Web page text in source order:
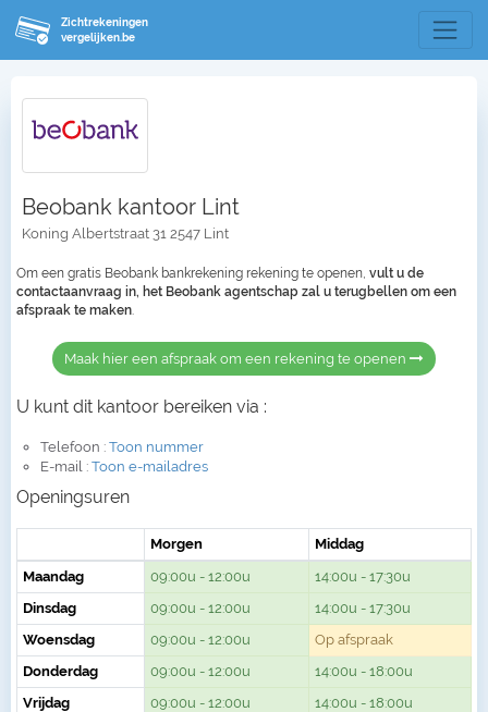
Zichtrekeningen
vergelijken.be
Beobank kantoor Lint
Koning Albertstraat 31 2547 Lint
Om een gratis Beobank bankrekening rekening te openen, vult u de
contactaanvraag in, het Beobank agentschap zal u terugbellen om een
afspraak te maken
Maak hier een afspraak om een rekening te openen
U kunt dit kantoor bereiken via :
Telefoon : Toon nummer
E-mail : Toon e-mailadres
Openingsuren
Morgen
Middag
Maandag
09:00u - 12:00u
14:00u - 17:30u
Dinsdag
09:00u - 12:00u
14:00u - 17:30u
Woensdag
09:00u - 12:00u
Op afspraak
Donderdag
09:00u - 12:00u
14:00u - 18:00u
Vrijdag
09:00u - 12:00u
14:00u - 18:00u